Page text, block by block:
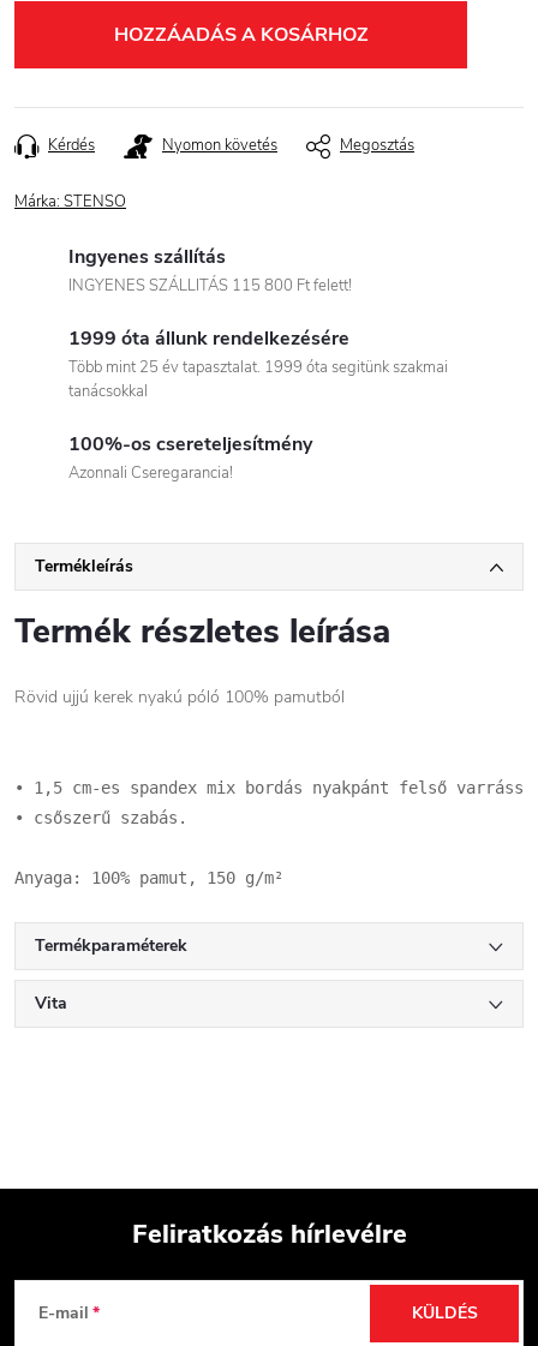
HOZZÁADÁS A KOSÁRHOZ
Kérdés Nyomon követés Megosztás
Márka: STENSO
Ingyenes szállítás
INGYENES SZÁLLITÁS 115 800 Ft felett!
1999 óta állunk rendelkezésére
Több mint 25 év tapasztalat. 1999 óta segitünk szakmai
tanácsokkal
100%-os csereteljesítmény
Azonnali Cseregarancia!
Termékleírás
Termék részletes leírása
Rövid ujjú kerek nyakú póló 100% pamutból
• 1,5 cm-es spandex mix bordás nyakpánt felső
• csőszerű szabás.
Anyaga: 100% pamut, 150 g/m²
Termékparaméterek
Vita
L
Feliratkozás hírlevélre
E-mail KÜLDÉS